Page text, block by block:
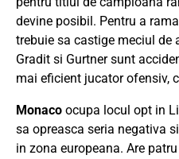
devine posibil. Pentru a
trebuie sa castige meciul de
Gradit si Gurtner sunt
mai eficient jucator ofensiv,
Monaco ocupa locul opt in
sa opreasca seria negativa
in zona europeana. Are